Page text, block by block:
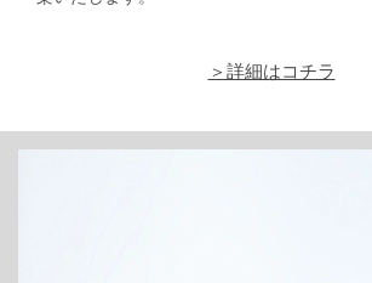
＞詳細はコチラ